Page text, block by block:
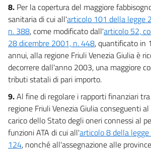
71
72
73
74
75
76
77
78
79
8. Per la copertura del maggiore
sanitaria di cui all'articolo 101 della legge
n. 388, come modificato dall'articolo 52,
28 dicembre 2001, n. 448, quantificato in
annui, alla regione Friuli Venezia Giulia è
decorrere dall'anno 2003, una maggiore
tributi statali di pari importo.
9.Al fine di regolare i rapporti finanziari
regione Friuli Venezia Giulia conseguenti
carico dello Stato degli oneri connessi al
funzioni ATA di cui all'articolo 8 della
124, nonché all'assegnazione alle